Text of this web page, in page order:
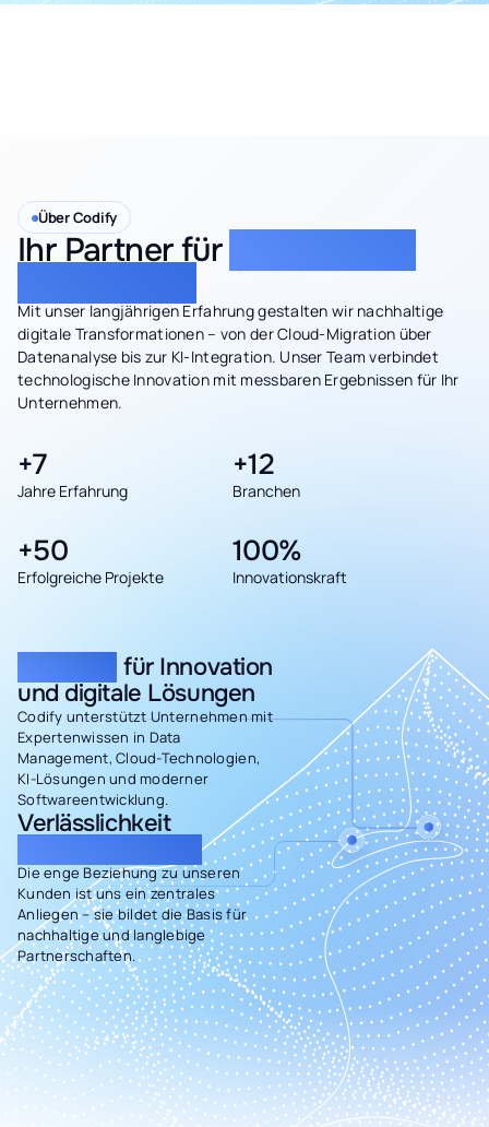
Über Codify
Ihr Partner für
Mit unser langjährigen Erfahrung gestalten wir nachhaltige
digitale Transformationen – von der Cloud-Migration über
Datenanalyse bis zur KI-Integration. Unser Team verbindet
technologische Innovation mit messbaren Ergebnissen für Ihr
Unternehmen.
+7
Jahre Erfahrung
+12
Branchen
+50
Erfolgreiche Projekte
100%
Innovationskraft
für Innovation
und digitale Lösungen
Codify unterstützt Unternehmen mit
Expertenwissen in Data
Management, Cloud-Technologien,
KI-Lösungen und moderner
Softwareentwicklung.
Verlässlichkeit
Die enge Beziehung zu unseren
Kunden ist uns ein zentrales
Anliegen – sie bildet die Basis für
nachhaltige und langlebige
Partnerschaften.